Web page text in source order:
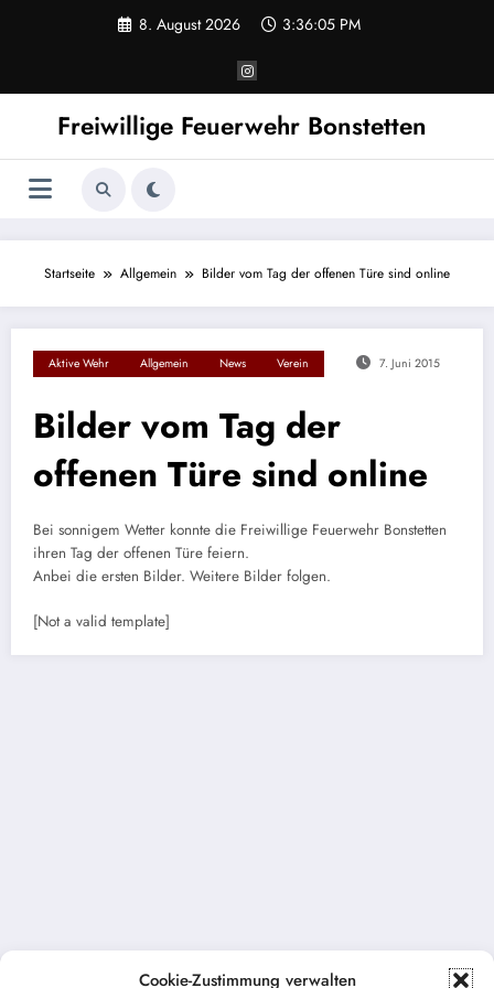
Cookie-Zustimmung verwalten
8. August 2026 3:36:05 PM
Freiwillige Feuerwehr Bonstetten
Startseite Allgemein Bilder vom Tag der offenen Türe sind online
Aktive Wehr Allgemein News Verein 7. Juni 2015
Bilder vom Tag der
offenen Türe sind online
Bei sonnigem Wetter konnte die Freiwillige Feuerwehr Bonstetten
ihren Tag der offenen Türe feiern.
Anbei die ersten Bilder. Weitere Bilder folgen.
[Not a valid template]